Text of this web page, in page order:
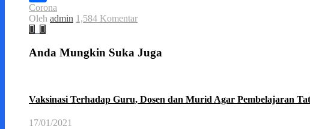
Share
Corona
Oleh admin 1,584 Komentar
Anda Mungkin Suka Juga
Vaksinasi Terhadap Guru, Dosen dan Murid Agar Pembelajaran
17/01/2021